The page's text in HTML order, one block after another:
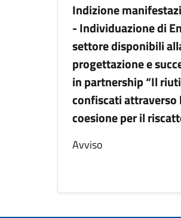
Indizione
- Individuazione di
settore disponibili
progettazione e
in partnership “Il
confiscati attraverso
coesione per il
Avviso